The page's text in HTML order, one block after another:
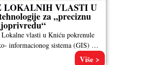
LOKALNIH VLASTI U
za „preciznu
vlasti u Kniću pokrenule
informacionog sistema (GIS) za
Više >